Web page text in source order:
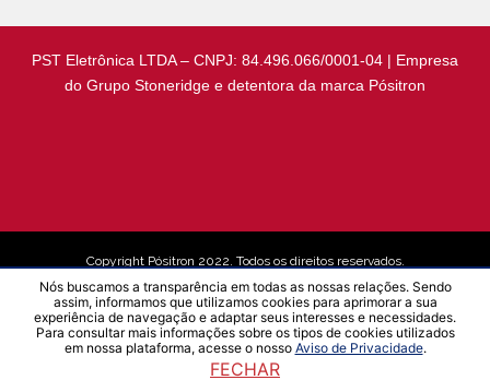
PST Eletrônica LTDA – CNPJ: 84.496.066/0001-04 | Empresa
do Grupo Stoneridge e detentora da marca Pósitron
Copyright Pósitron 2022. Todos os direitos reservados.
Aviso de Privacidade
Nós buscamos a transparência em todas as nossas relações. Sendo
assim, informamos que utilizamos cookies para aprimorar a sua
experiência de navegação e adaptar seus interesses e necessidades.
Para consultar mais informações sobre os tipos de cookies utilizados
em nossa plataforma, acesse o nosso Aviso de Privacidade.
FECHAR